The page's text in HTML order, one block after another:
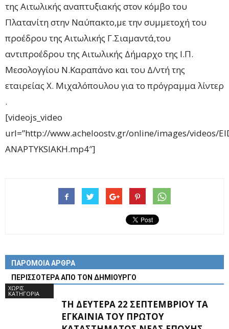
της Αιτωλικής αναπτυξιακής στον κόμβο του
Πλατανίτη στην Ναύπακτο,με την συμμετοχή του
προέδρου της Αιτωλικής Γ.Σιαμαντά,του
αντιπροέδρου της Αιτωλικής Δήμαρχο της Ι.Π.
Μεσολογγίου Ν.Καραπάνο και του Δ/ντή της
εταιρείας Χ. Μιχαλόπουλου για το πρόγραμμα λίντερ
.
[videojs_video
url=”http://www.acheloostv.gr/online/images/videos/
ANAPTYKSIAKH.mp4″]
ΠΑΡΟΜΟΙΑ ΑΡΘΡΑ
ΠΕΡΙΣΣΟΤΕΡΑ ΑΠΟ ΤΟΝ ΔΗΜΙΟΥΡΓΟ
ΧΩΡΊΣ
ΚΑΤΗΓΟΡΊΑ
ΤΗ ΔΕΥΤΈΡΑ 22 ΣΕΠΤΕΜΒΡΊΟΥ ΤΑ
ΕΓΚΑΊΝΙΑ ΤΟΥ ΠΡΏΤΟΥ